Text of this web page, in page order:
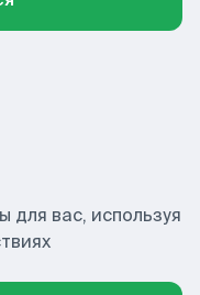
вас, используя